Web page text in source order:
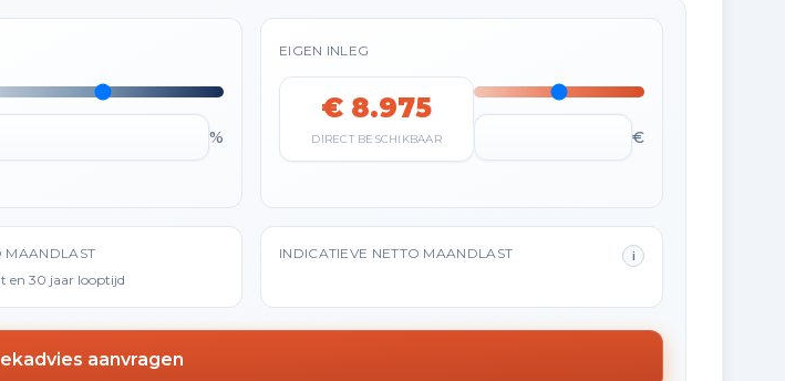
%
EIGEN INLEG
€ 8.975
DIRECT BESCHIKBAAR €
MAANDLAST
en 30 jaar looptijd
INDICATIEVE NETTO MAANDLAST i
aanvragen